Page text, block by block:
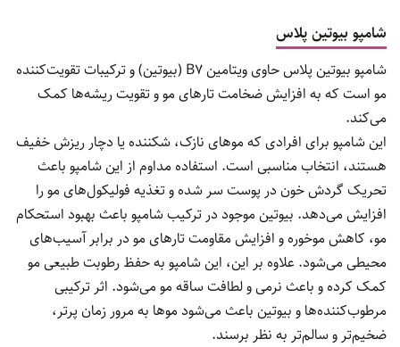
شامپو بیوتین پلاس
شامپو بیوتین پلاس حاوی ویتامین B7 (بیوتین) و ترکیبات تقویت‌کننده
مو است که به افزایش ضخامت تارهای مو و تقویت ریشه‌ها کمک
می‌کند.
این شامپو برای افرادی که موهای نازک، شکننده یا دچار ریزش خفیف
هستند، انتخاب مناسبی است. استفاده مداوم از این شامپو باعث
تحریک گردش خون در پوست سر شده و تغذیه فولیکول‌های مو را
افزایش می‌دهد. بیوتین موجود در ترکیب شامپو باعث بهبود استحکام
مو، کاهش موخوره و افزایش مقاومت تارهای مو در برابر آسیب‌های
محیطی می‌شود. علاوه بر این، این شامپو به حفظ رطوبت طبیعی مو
کمک کرده و باعث نرمی و لطافت ساقه مو می‌شود. اثر ترکیبی
مرطوب‌کننده‌ها و بیوتین باعث می‌شود موها به مرور زمان پرتر،
ضخیم‌تر و سالم‌تر به نظر برسند.